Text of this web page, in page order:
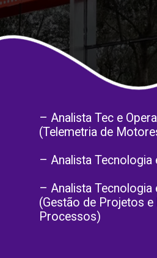
– Analista Tec e
(Telemetria de
– Analista Tecnologia
– Analista Tecnologia
(Gestão de Projetos
Processos)